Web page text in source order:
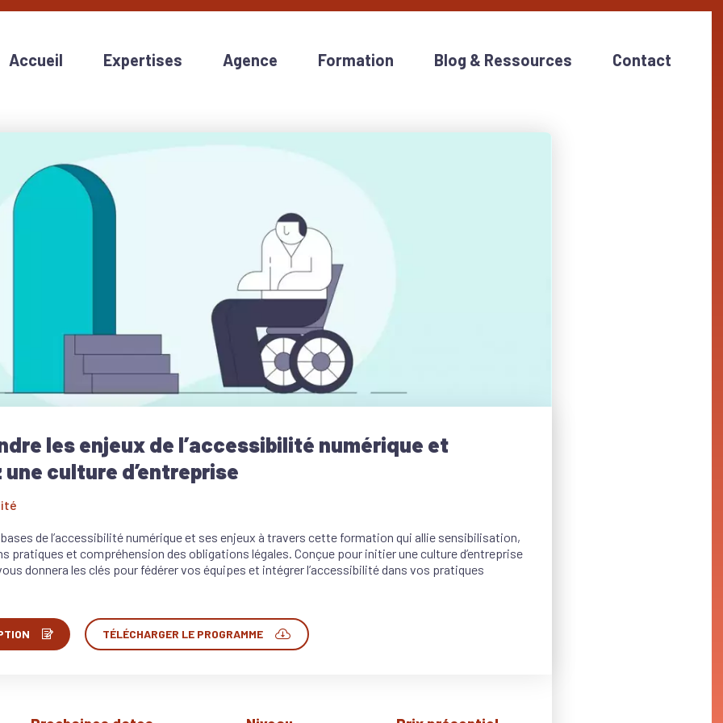
Accueil Expertises Agence Formation Blog & Ressources Contact
les enjeux de l’accessibilité numérique et
culture d’entreprise
de l’accessibilité numérique et ses enjeux à travers cette formation qui allie sensibilisation,
pratiques et compréhension des obligations légales. Conçue pour initier une culture d’entreprise
donnera les clés pour fédérer vos équipes et intégrer l’accessibilité dans vos pratiques
TÉLÉCHARGER LE PROGRAMME